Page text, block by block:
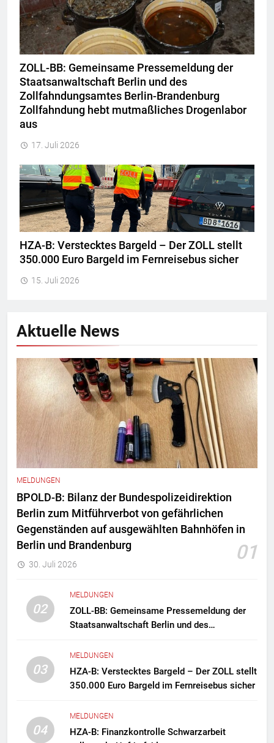
ZOLL-BB: Gemeinsame Pressemeldung der
Staatsanwaltschaft Berlin und des
Zollfahndungsamtes Berlin-Brandenburg
Zollfahndung hebt mutmaßliches Drogenlabor
aus
17. Juli 2026
HZA-B: Verstecktes Bargeld – Der ZOLL stellt
350.000 Euro Bargeld im Fernreisebus sicher
15. Juli 2026
Aktuelle News
MELDUNGEN
BPOLD-B: Bilanz der Bundespolizeidirektion
Berlin zum Mitführverbot von gefährlichen
Gegenständen auf ausgewählten Bahnhöfen in
Berlin und Brandenburg
01
30. Juli 2026
02
MELDUNGEN
ZOLL-BB: Gemeinsame Pressemeldung der
Staatsanwaltschaft Berlin und des
Zollfahndung hebt mutmaßliches
Drogenlabor aus
03
MELDUNGEN
HZA-B: Verstecktes Bargeld – Der ZOLL stellt
350.000 Euro Bargeld im Fernreisebus sicher
04
MELDUNGEN
HZA-B: Finanzkontrolle Schwarzarbeit